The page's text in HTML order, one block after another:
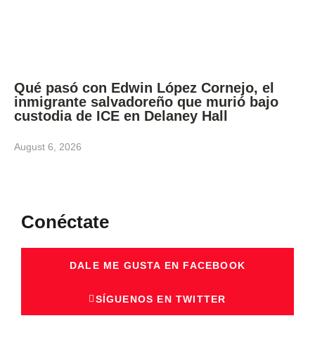
Qué pasó con Edwin López Cornejo, el
inmigrante salvadoreño que murió bajo
custodia de ICE en Delaney Hall
August 6, 2026
Conéctate
DALE ME GUSTA EN FACEBOOK
SÍGUENOS EN TWITTER